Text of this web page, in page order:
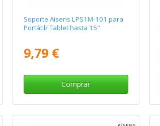
Soporte Aisens LPS1M-101 para
Portátil/ Tablet hasta 15"
9,79 €
Comprar